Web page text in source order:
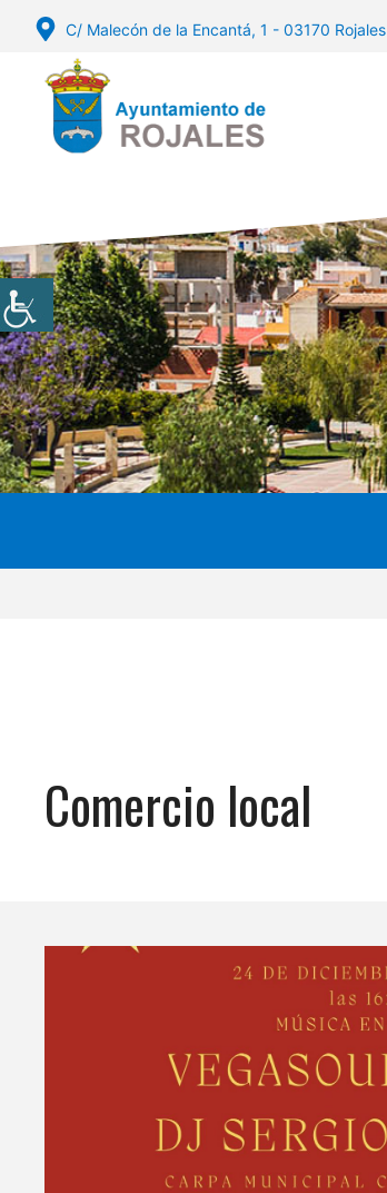
Saltar
contenido
C/ Malecón de la Encantá, 1 - 03170 Rojales
Comercio local